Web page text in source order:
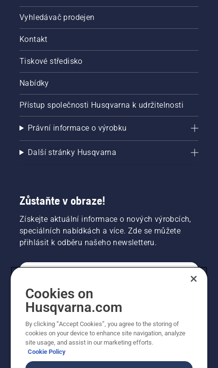
Vyhledávač prodejen
Kontakt
Tiskové středisko
Nabídky
Přístup společnosti Husqvarna k udržitelnosti
Právní informace o výrobku
Další stránky Husqvarna
Zůstaňte v obraze!
Získejte aktuální informace o nových výrobcích,
speciálních nabídkách a více. Zde se můžete
přihlásit k odběru našeho newsletteru.
PROFESIONÁLNÍ
Cookies on
Husqvarna.com
By clicking “Accept Cookies”, you agree to the storing of
cookies on your device to enhance site navigation, analyze
site usage, and assist in our marketing efforts.
Cookie Policy